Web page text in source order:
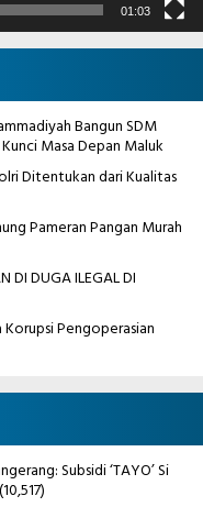
01:03
Bangun SDM
Masa Depan Maluk
Ditentukan dari Kualitas
Pameran Pangan Murah
DI DUGA ILEGAL DI
Pengoperasian
Subsidi ‘TAYO’ Si
(10,517)